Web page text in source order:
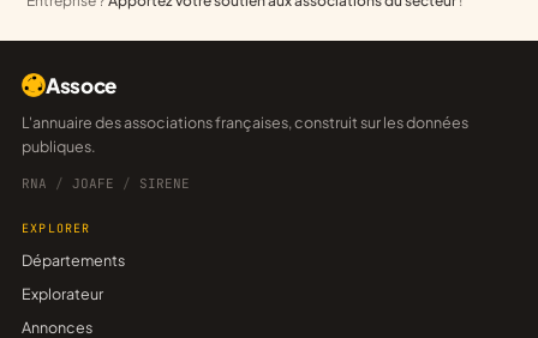
Assoce
L'annuaire des associations françaises, construit sur les données
publiques.
RNA / JOAFE / SIRENE
EXPLORER
Départements
Explorateur
Annonces